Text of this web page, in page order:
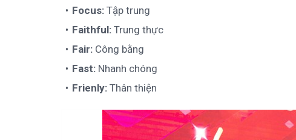
Focus: Tập trung
Faithful: Trung thực
Fair: Công bằng
Fast: Nhanh chóng
Frienly: Thân thiện